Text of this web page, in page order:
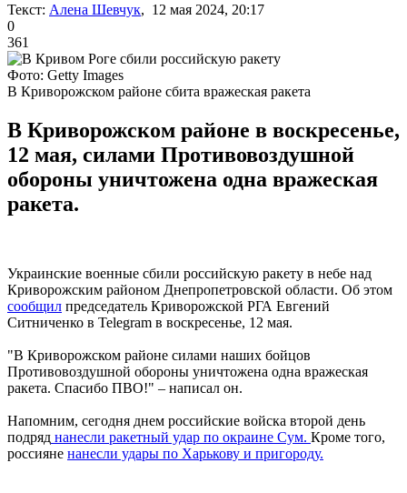
Текст: Алена Шевчук, 12 мая 2024, 20:17
0
361
Фото: Getty Images
В Криворожском районе сбита вражеская ракета
В Криворожском районе в воскресенье,
12 мая, силами Противовоздушной
обороны уничтожена одна вражеская
ракета.
Украинские военные сбили российскую ракету в небе над
Криворожским районом Днепропетровской области. Об этом
сообщил председатель Криворожской РГА Евгений
Ситниченко в Telegram в воскресенье, 12 мая.
"В Криворожском районе силами наших бойцов
Противовоздушной обороны уничтожена одна вражеская
ракета. Спасибо ПВО!" – написал он.
Напомним, сегодня днем российские войска второй день
подряд нанесли ракетный удар по окраине Сум. Кроме того,
россияне нанесли удары по Харькову и пригороду.